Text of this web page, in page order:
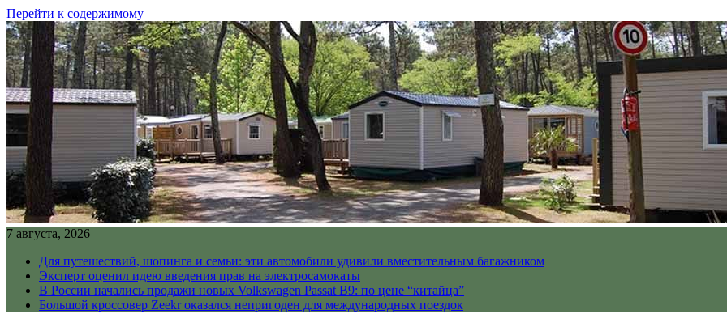
Перейти к содержимому
7 августа, 2026
Для путешествий, шопинга и семьи: эти автомобили удивили вместительным багажником
Эксперт оценил идею введения прав на электросамокаты
В России начались продажи новых Volkswagen Passat B9: по цене “китайца”
Большой кроссовер Zeekr оказался непригоден для международных поездок